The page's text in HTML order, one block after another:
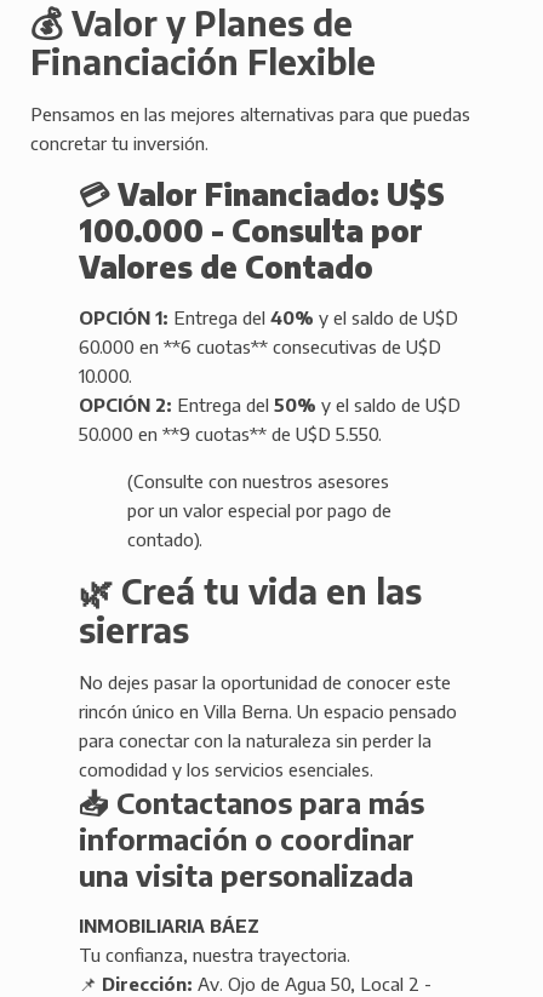
💰 Valor y Planes de
Financiación Flexible
Pensamos en las mejores alternativas para que puedas
concretar tu inversión.
💳 Valor Financiado: U$S
100.000 - Consulta por
Valores de Contado
OPCIÓN 1: Entrega del 40% y el saldo de U$D
60.000 en **6 cuotas** consecutivas de U$D
10.000.
OPCIÓN 2: Entrega del 50% y el saldo de U$D
50.000 en **9 cuotas** de U$D 5.550.
(Consulte con nuestros asesores
por un valor especial por pago de
contado).
🌿 Creá tu vida en las
sierras
No dejes pasar la oportunidad de conocer este
rincón único en Villa Berna. Un espacio pensado
para conectar con la naturaleza sin perder la
comodidad y los servicios esenciales.
📥 Contactanos para más
información o coordinar
una visita personalizada
INMOBILIARIA BÁEZ
Tu confianza, nuestra trayectoria.
📌 Dirección: Av. Ojo de Agua 50, Local 2 -